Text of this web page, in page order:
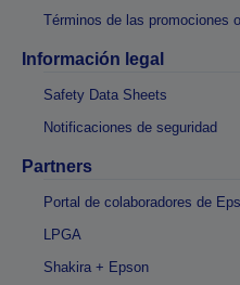
Términos de las promociones
Información legal
Safety Data Sheets
Notificaciones de seguridad
Partners
Portal de colaboradores de
LPGA
Shakira + Epson